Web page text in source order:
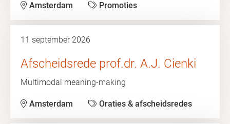
Amsterdam Promoties
11 september 2026
Afscheidsrede prof.dr. A.J. Cienki
Multimodal meaning-making
Amsterdam Oraties & afscheidsredes